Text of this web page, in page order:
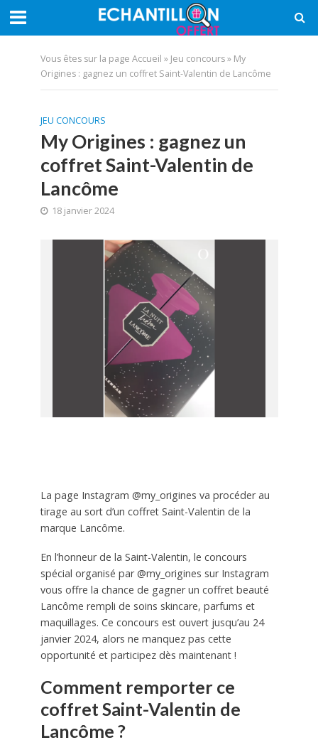
Vous êtes sur la page Accueil » Jeu concours» My
Origines : gagnez un coffret Saint-Valentin de Lancôme
JEU CONCOURS
My Origines : gagnez un
coffret Saint-Valentin de
Lancôme
18 janvier 2024
La page Instagram @my_origines va procéder au
tirage au sort d’un coffret Saint-Valentin de la
marque Lancôme.
En l’honneur de la Saint-Valentin, le concours
spécial organisé par @my_origines sur Instagram
vous offre la chance de gagner un coffret beauté
Lancôme rempli de soins skincare, parfums et
maquillages. Ce concours est ouvert jusqu’au 24
janvier 2024, alors ne manquez pas cette
opportunité et participez dès maintenant !
Comment remporter ce
coffret Saint-Valentin de
Lancôme ?